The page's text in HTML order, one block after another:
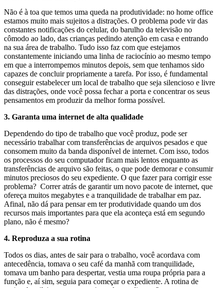
Não é à toa que temos uma queda na produtividade: no home office
estamos muito mais sujeitos a distrações. O problema pode vir das
constantes notificações do celular, do barulho da televisão no
cômodo ao lado, das crianças pedindo atenção em casa e entrando
na sua área de trabalho. Tudo isso faz com que estejamos
constantemente iniciando uma linha de raciocínio ao mesmo tempo
em que a interrompemos minutos depois, sem que tenhamos sido
capazes de concluir propriamente a tarefa. Por isso, é fundamental
conseguir estabelecer um local de trabalho que seja silencioso e livre
das distrações, onde você possa fechar a porta e concentrar os seus
pensamentos em produzir da melhor forma possível.
3. Garanta uma internet de alta qualidade
Dependendo do tipo de trabalho que você produz, pode ser
necessário trabalhar com transferências de arquivos pesados e que
consomem muito da banda disponível de internet. Com isso, todos
os processos do seu computador ficam mais lentos enquanto as
transferências de arquivo são feitas, o que pode demorar e consumir
minutos preciosos do seu expediente. O que fazer para corrigir esse
problema? Correr atrás de garantir um novo pacote de internet, que
ofereça muitos megabytes e a tranquilidade de trabalhar em paz.
Afinal, não dá para pensar em ter produtividade quando um dos
recursos mais importantes para que ela aconteça está em segundo
plano, não é mesmo?
4. Reproduza a sua rotina
Todos os dias, antes de sair para o trabalho, você acordava com
antecedência, tomava o seu café da manhã com tranquilidade,
tomava um banho para despertar, vestia uma roupa própria para a
função e, aí sim, seguia para começar o expediente. A rotina de